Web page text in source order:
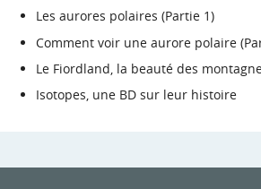
Les aurores polaires (Partie 1)
Comment voir une aurore polaire
Le Fiordland, la beauté des
Isotopes, une BD sur leur histoire